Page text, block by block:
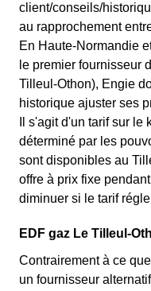
client/conseils/
au rapprochement
En Haute-Normandie
le premier fournisseur
Tilleul-Othon), Engie
historique ajuster ses
Il s'agit d'un tarif sur
déterminé par les
sont disponibles au
offre à prix fixe
diminuer si le tarif
EDF gaz Le Tilleul-
Contrairement à ce
un fournisseur